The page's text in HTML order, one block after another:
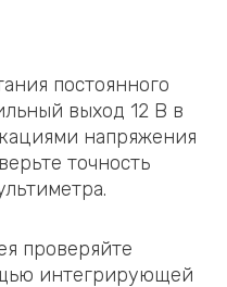
постоянного
выход 12 В в
напряжения
точность
проверяйте
интегрирующей